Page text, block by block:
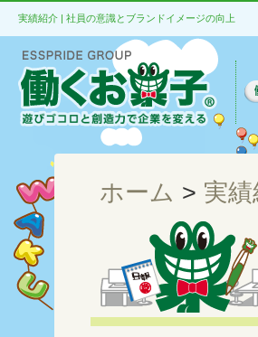
実績紹介 | 社員の意識とブランドイメージの向上
ホーム > 実